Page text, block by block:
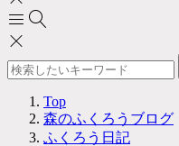
Top
森のふくろうブログ
ふくろう日記